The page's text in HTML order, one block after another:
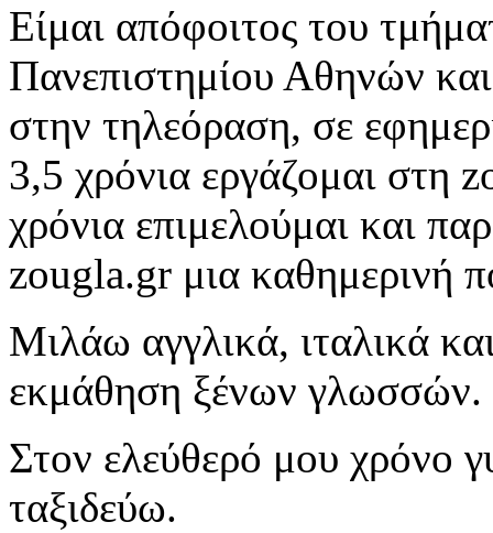
Είμαι απόφοιτος του
Πανεπιστημίου Αθηνών
στην τηλεόραση, σε
3,5 χρόνια εργάζομαι στη
χρόνια επιμελούμαι και
zougla.gr μια καθημερινή
Μιλάω αγγλικά, ιταλικά
εκμάθηση ξένων γλωσσών.
Στον ελεύθερό μου χρόνο
ταξιδεύω.